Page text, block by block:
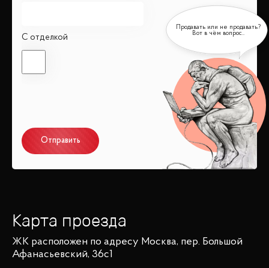
С отделкой
Отправить
Карта проезда
ЖК расположен по адресу Москва, пер. Большой
Афанасьевский, 36с1